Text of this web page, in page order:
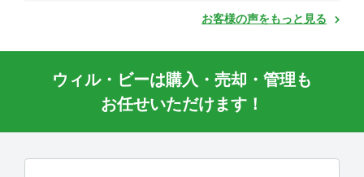
お客様の声をもっと見る
ウィル・ビーは購入・売却・管理も
お任せいただけます！